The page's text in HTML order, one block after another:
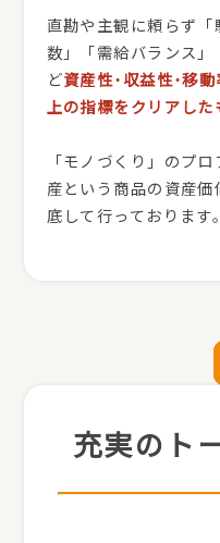
直勘や主観に頼らず
数」「需給バランス
ど資産性･収益性･移
上の指標をクリアし
「モノづくり」のプ
産という商品の資産
底して行っております。
充実のト